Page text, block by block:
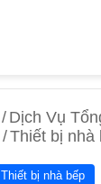
/ Dịch Vụ
/Thiết bị nhà
Thiết bị nhà bếp